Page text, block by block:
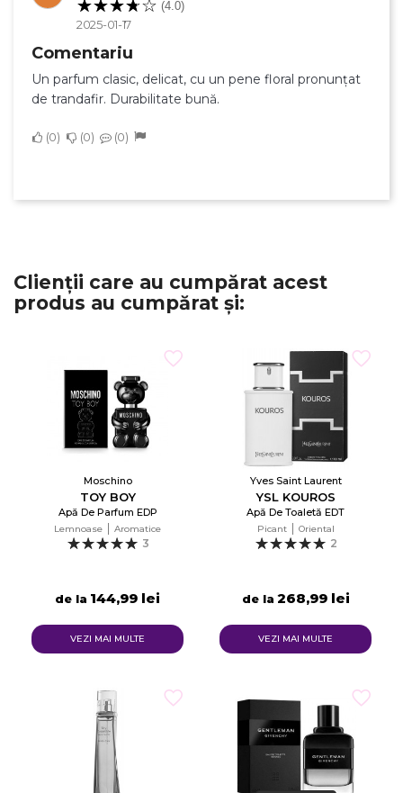
(4.0)
2025-01-17
Comentariu
Un parfum clasic, delicat, cu un pene floral pronunțat
de trandafir. Durabilitate bună.
0 0 0
Clienții care au cumpărat acest
produs au cumpărat și:
Moschino
TOY BOY
Apă De Parfum EDP
Lemnoase Aromatice
3
de la 144,99 lei
VEZI MAI MULTE
Yves Saint Laurent
YSL KOUROS
Apă De Toaletă EDT
Picant Oriental
2
de la 268,99 lei
VEZI MAI MULTE
Anuleaza
Creeaza o lista de dorinte